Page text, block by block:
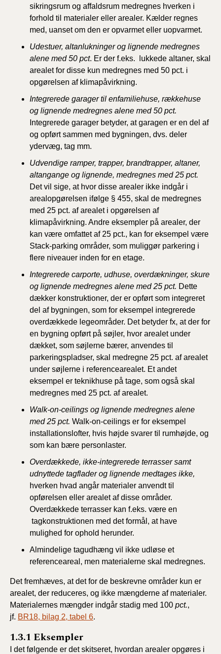
sikringsrum og affaldsrum medregnes hverken i
forhold til materialer eller arealer. Kælder regnes
med, uanset om den er opvarmet eller uopvarmet.
Udestuer, altanlukninger og lignende medregnes
alene med 50 pct. Er der f.eks. lukkede altaner, skal
arealet for disse kun medregnes med 50 pct. i
opgørelsen af klimapåvirkning.
Integrerede garager til enfamiliehuse, rækkehuse
og lignende medregnes alene med 50 pct.
Integrerede garager betyder, at garagen er en del af
og opført sammen med bygningen, dvs. deler
ydervæg, tag mm.
Udvendige ramper, trapper, brandtrapper, altaner,
altangange og lignende, medregnes med 25 pct.
Det vil sige, at hvor disse arealer ikke indgår i
arealopgørelsen ifølge § 455, skal de medregnes
med 25 pct. af arealet i opgørelsen af
klimapåvirkning. Andre eksempler på arealer, der
kan være omfattet af 25 pct., kan for eksempel være
Stack-parking områder, som muliggør parkering i
flere niveauer inden for en etage.
Integrerede carporte, udhuse, overdækninger, skure
og lignende medregnes alene med 25 pct. Dette
dækker konstruktioner, der er opført som integreret
del af bygningen, som for eksempel integrerede
overdækkede legeområder. Det betyder fx, at der for
en bygning opført på søjler, hvor arealet under
dækket, som søjlerne bærer, anvendes til
parkeringspladser, skal medregne 25 pct. af arealet
under søjlerne i referencearealet. Et andet
eksempel er teknikhuse på tage, som også skal
medregnes med 25 pct. af arealet.
Walk-on-ceilings og lignende medregnes alene
med 25 pct. Walk-on-ceilings er for eksempel
installationslofter, hvis højde svarer til rumhøjde, og
som kan bære personlaster.
Overdækkede, ikke-integrerede terrasser samt
udnyttede tagflader og lignende medtages ikke,
hverken hvad angår materialer anvendt til
opførelsen eller arealet af disse områder.
Overdækkede terrasser kan f.eks. være en
tagkonstruktionen med det formål, at have
mulighed for ophold herunder.
Almindelige tagudhæng vil ikke udløse et
referenceareal, men materialerne skal medregnes.
Det fremhæves, at det for de beskrevne områder kun er
arealet, der reduceres, og ikke mængderne af materialer.
Materialernes mængder indgår stadig med 100 pct.,
jf. BR18, bilag 2, tabel 6.
1.3.1 Eksempler
I det følgende er det skitseret, hvordan arealer opgøres i